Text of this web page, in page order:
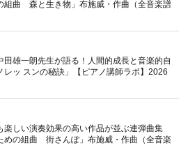
組曲 森と生き物」布施威・作曲（全音楽譜
田雄一朗先生が語る！人間的成長と音楽的自
レッ スンの秘訣」【ピアノ講師ラボ】2026
楽しい演奏効果の高い作品が並ぶ連弾曲集
めの組曲 街さんぽ」布施威・作曲（全音楽